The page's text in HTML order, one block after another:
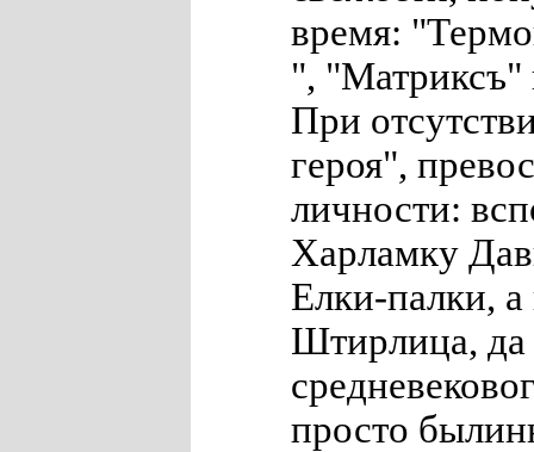
время:
", "Матриксъ"
При
героя",
личности:
Харламку
Елки-палки,
Штирлица, да
просто